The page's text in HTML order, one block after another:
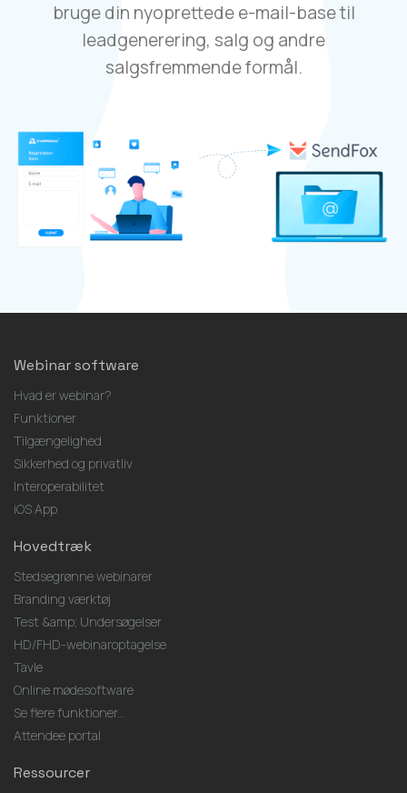
bruge din nyoprettede e-mail-base til
leadgenerering, salg og andre
salgsfremmende formål.
Webinar software
Hvad er webinar?
Funktioner
Tilgængelighed
Sikkerhed og privatliv
Interoperabilitet
iOS App
Hovedtræk
Stedsegrønne webinarer
Branding værktøj
Test &amp; Undersøgelser
HD/FHD-webinaroptagelse
Tavle
Online mødesoftware
Se flere funktioner...
Attendee portal
Ressourcer